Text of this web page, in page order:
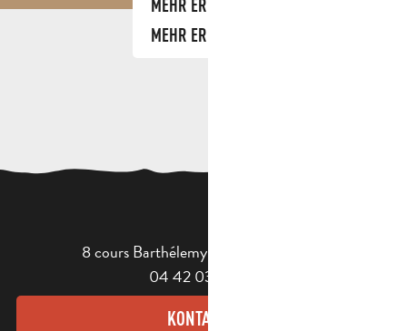
MEHR ERFAHREN
MEHR ERFAHREN
8 cours Barthélemy - 13400 Aubagne
04 42 03 49 98
KONTAKT